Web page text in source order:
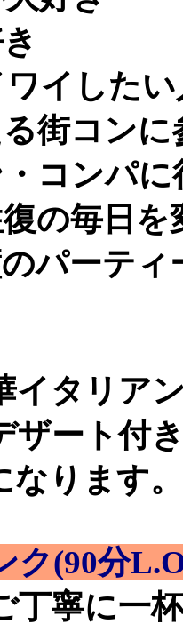
イしたい
街コンに
コンパ
の毎日を
パーティ
イタリア
ザート付
ります。
ク(90分
寧に一